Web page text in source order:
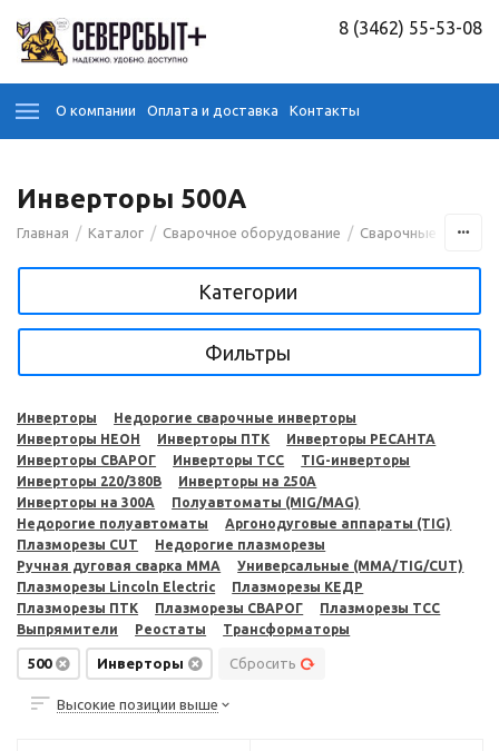
8 (3462) 55-53-08
О компании Оплата и доставка Контакты
Инверторы 500А
Главная / Каталог / Сварочное оборудование / Сварочные
Категории
Фильтры
Инверторы
Недорогие сварочные инверторы
Инверторы НЕОН
Инверторы ПТК
Инверторы РЕСАНТА
Инверторы СВАРОГ
Инверторы ТСС
TIG-инверторы
Инверторы 220/380В
Инверторы на 250A
Инверторы на 300A
Полуавтоматы (MIG/MAG)
Недорогие полуавтоматы
Аргонодуговые аппараты (TIG)
Плазморезы CUT
Недорогие плазморезы
Ручная дуговая сварка MMA
Универсальные (MMA/TIG/CUT)
Плазморезы Lincoln Electric
Плазморезы КЕДР
Плазморезы ПТК
Плазморезы СВАРОГ
Плазморезы ТСС
Выпрямители
Реостаты Трансформаторы
500 Инверторы Сбросить
Высокие позиции выше